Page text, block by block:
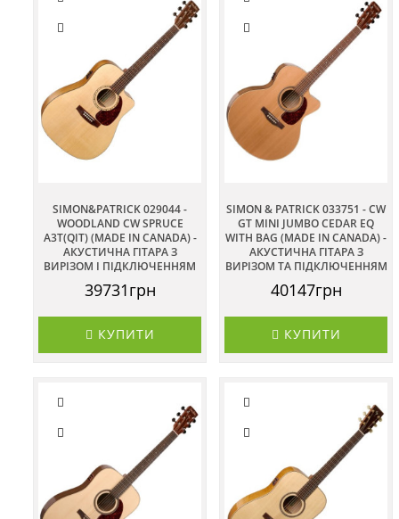
SIMON&PATRICK 029044 -
WOODLAND CW SPRUCE
A3T(QIT) (MADE IN CANADA) -
АКУСТИЧНА ГІТАРА З
ВИРІЗОМ І ПІДКЛЮЧЕННЯМ
39731грн
КУПИТИ
SIMON & PATRICK 033751 - CW
GT MINI JUMBO CEDAR EQ
WITH BAG (MADE IN CANADA) -
АКУСТИЧНА ГІТАРА З
ВИРІЗОМ ТА ПІДКЛЮЧЕННЯМ
40147грн
КУПИТИ